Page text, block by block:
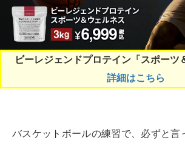
ビーレジェンドプロテイン「スポーツ
詳細はこちら
バスケットボールの練習で、必ずと言